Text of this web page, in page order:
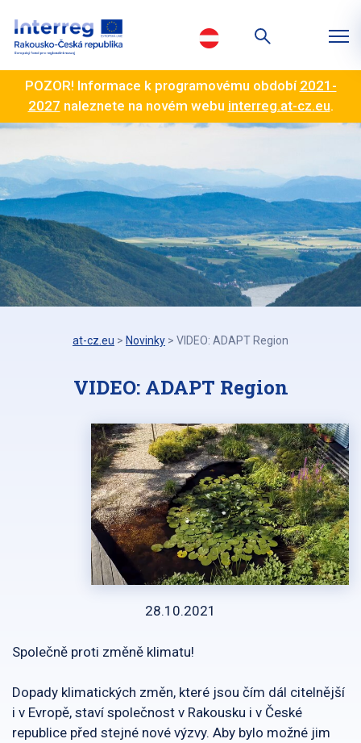
POZOR! Informace k programovému období 2021-
2027 naleznete na novém webu interreg.at-cz.eu.
at-cz.eu > Novinky > VIDEO: ADAPT Region
VIDEO: ADAPT Region
28.10.2021
Společně proti změně klimatu!
Dopady klimatických změn, které jsou čím dál citelnější
i v Evropě, staví společnost v Rakousku i v České
republice před stejné nové výzvy. Aby bylo možné jim